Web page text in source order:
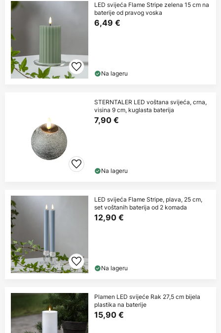
LED svijeća Flame Stripe zelena 15 cm na
baterije od pravog voska
6,49 €
Na lageru
STERNTALER LED voštana svijeća, crna,
visina 9 cm, kuglasta baterija
7,90 €
Na lageru
LED svijeća Flame Stripe, plava, 25 cm,
set voštanih baterija od 2 komada
12,90 €
Na lageru
Plamen LED svijeće Rak 27,5 cm bijela
plastika na baterije
15,90 €